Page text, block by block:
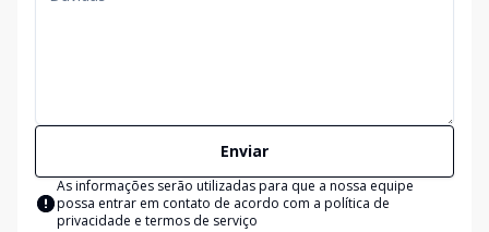
Enviar
As informações serão utilizadas para que a nossa equipe
possa entrar em contato de acordo com a política de
privacidade e termos de serviço